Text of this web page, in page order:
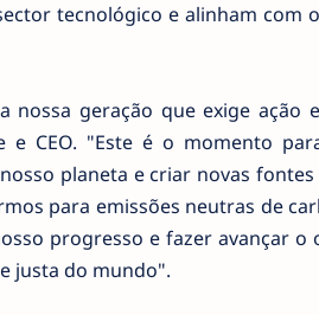
tecnológico e alinham com
nossa geração que exige ação
e CEO. "Este é o momento
planeta e criar novas fontes
para emissões neutras de
progresso e fazer avançar o
justa do mundo".